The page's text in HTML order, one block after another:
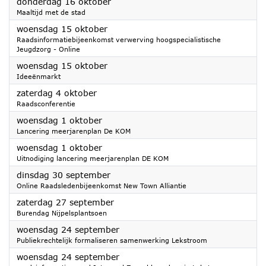
Maaltijd met de stad
woensdag 15 oktober2025
Raadsinformatiebijeenkomst verwerving hoogspecialistische
Jeugdzorg - Online
woensdag 15 oktober2025
Ideeënmarkt
zaterdag 4 oktober2025
Raadsconferentie
woensdag 1 oktober2025
Lancering meerjarenplan De KOM
woensdag 1 oktober2025
Uitnodiging lancering meerjarenplan DE KOM
dinsdag 30 september2025
Online Raadsledenbijeenkomst New Town Alliantie
zaterdag 27 september2025
Burendag Nijpelsplantsoen
woensdag 24 september2025
Publiekrechtelijk formaliseren samenwerking Lekstroom
woensdag 24 september2025